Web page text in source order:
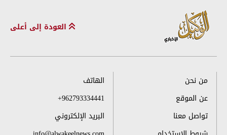
العودة إلى أعلى
من نحن
عن الموقع
تواصل معنا
الهاتف
+962793334441
البريد الإلكتروني